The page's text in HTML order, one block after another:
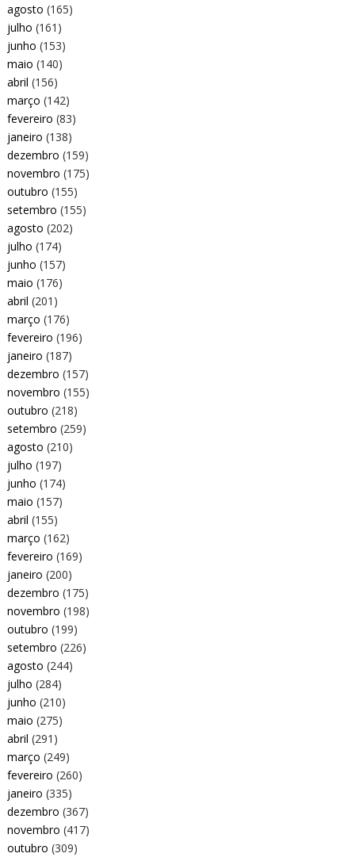
agosto (165)
julho (161)
junho (153)
maio (140)
abril (156)
março (142)
fevereiro (83)
janeiro (138)
dezembro (159)
novembro (175)
outubro (155)
setembro (155)
agosto (202)
julho (174)
junho (157)
maio (176)
abril (201)
março (176)
fevereiro (196)
janeiro (187)
dezembro (157)
novembro (155)
outubro (218)
setembro (259)
agosto (210)
julho (197)
junho (174)
maio (157)
abril (155)
março (162)
fevereiro (169)
janeiro (200)
dezembro (175)
novembro (198)
outubro (199)
setembro (226)
agosto (244)
julho (284)
junho (210)
maio (275)
abril (291)
março (249)
fevereiro (260)
janeiro (335)
dezembro (367)
novembro (417)
outubro (309)